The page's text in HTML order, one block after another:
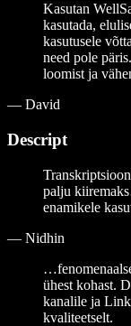
Kasutan
kasutada,
kasutusele
need pole
loomist ja
— David
Descript
palju
enamikele
— Nidhin
ühest kohast.
kanalile ja
kvaliteetselt.